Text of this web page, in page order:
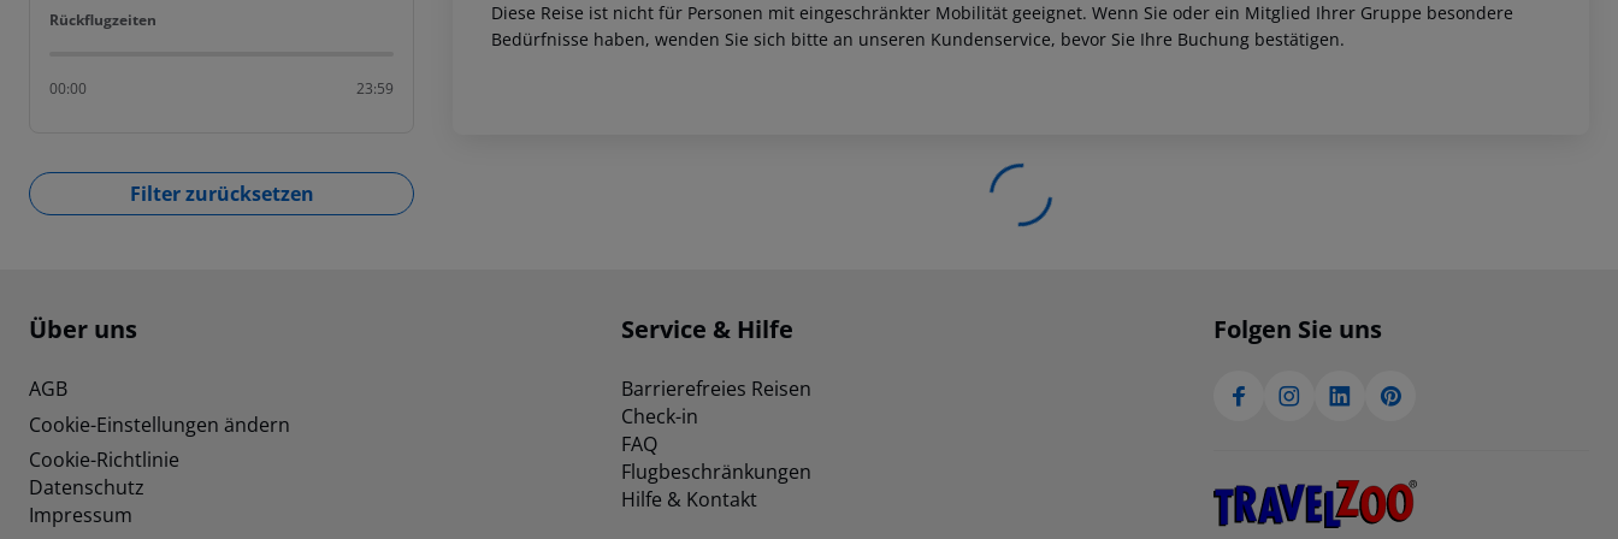
Rückflugzeiten
Rückflugzeiten
00:00 23:59
Filter zurücksetzen
Diese Reise ist nicht für Personen mit eingeschränkter Mobilität geeignet. Wenn Sie oder ein Mitglied Ihrer Gruppe besondere
Bedürfnisse haben, wenden Sie sich bitte an unseren Kundenservice, bevor Sie Ihre Buchung bestätigen.
Footer navigation
Über uns
AGB
Cookie-Einstellungen ändern
Cookie-Richtlinie
Datenschutz
Impressum
Service & Hilfe
Barrierefreies Reisen
Check-in
FAQ
Flugbeschränkungen
Hilfe & Kontakt
Folgen Sie uns